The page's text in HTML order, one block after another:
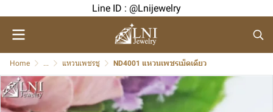
Line ID : @Lnijewelry
Home ... แหวนเพชรชู ND4001 แหวนเพชรเม็ดเดียว